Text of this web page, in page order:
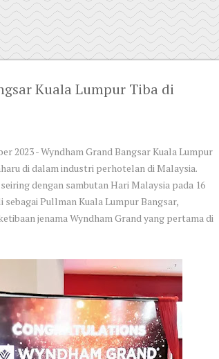
Kuala Lumpur Tiba di
2023 - Wyndham Grand Bangsar Kuala Lumpur
di dalam industri perhotelan di Malaysia.
dengan sambutan Hari Malaysia pada 16
Pullman Kuala Lumpur Bangsar,
jenama Wyndham Grand yang pertama di